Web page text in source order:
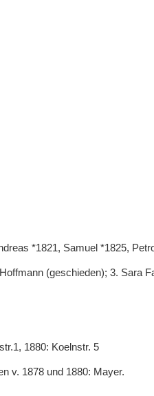
*1821, Samuel *1825,
(geschieden); 3. Sara
1880: Koelnstr. 5
v. 1878 und 1880: Mayer.